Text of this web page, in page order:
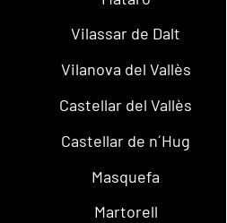
Vilassar de Dalt
Vilanova del Vallès
Castellar del Vallès
Castellar de n´Hug
Masquefa
Martorell